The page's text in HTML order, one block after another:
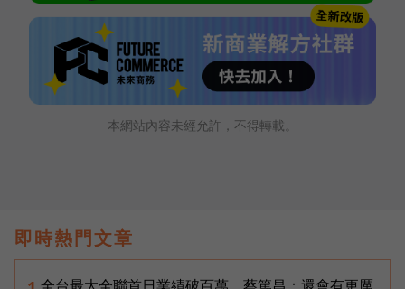
本網站內容未經允許，不得轉載。
即時熱門文章